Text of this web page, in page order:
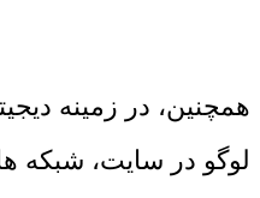
همچنین، در زمینه
لوگو در سایت، شبکه